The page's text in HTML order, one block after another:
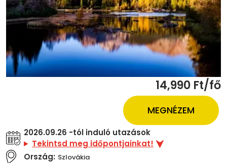
14,990 Ft/fő
MEGNÉZEM
2026.09.26 -tól induló utazások
Tekintsd meg időpontjainkat!
Ország: Szlovákia